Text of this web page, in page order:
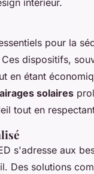
intérieur.
pour la
dispositifs,
en étant
solaires
tout en
s'adresse aux
Des solutions